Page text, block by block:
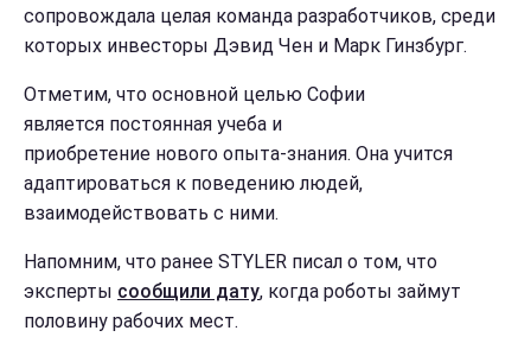
сопровождала целая команда разработчиков, среди
которых инвесторы Дэвид Чен и Марк Гинзбург.
Отметим, что основной целью Софии
является постоянная учеба и
приобретение нового опыта-знания. Она учится
адаптироваться к поведению людей,
взаимодействовать с ними.
Напомним, что ранее STYLER писал о том, что
эксперты сообщили дату, когда роботы займут
половину рабочих мест.